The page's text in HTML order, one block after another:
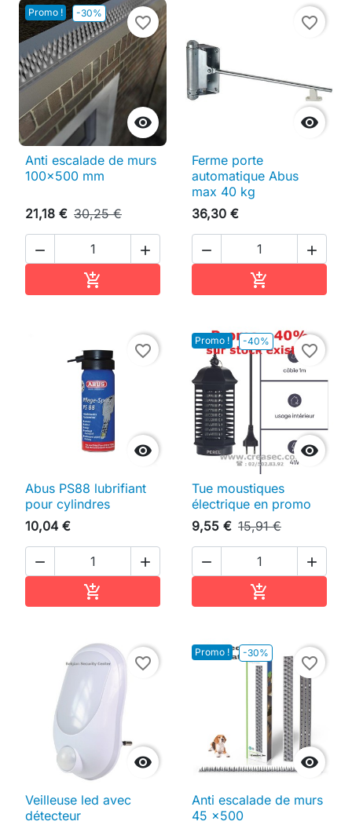
Promo ! -30%

favorite_border
Anti escalade de murs
100x500 mm
21,18 € 30,25 €
 


favorite_border
Ferme porte
automatique Abus
max 40 kg
36,30 €
 


favorite_border
Abus PS88 lubrifiant
pour cylindres
10,04 €
 

Promo ! -40%

favorite_border
Tue moustiques
électrique en promo
9,55 € 15,91 €
 


favorite_border
Veilleuse led avec
détecteur
Promo ! -30%

favorite_border
Anti escalade de murs
45 x500